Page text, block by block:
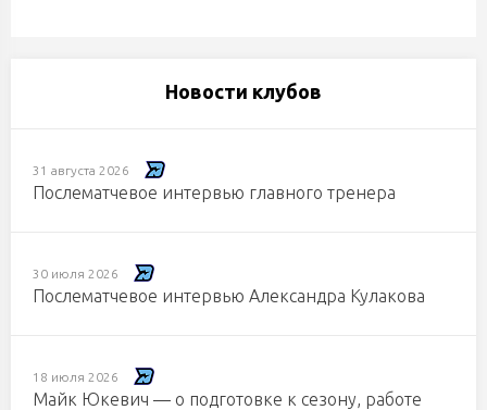
Новости клубов
31 августа 2026
Послематчевое интервью главного тренера
30 июля 2026
Послематчевое интервью Александра Кулакова
18 июля 2026
Майк Юкевич — о подготовке к сезону, работе